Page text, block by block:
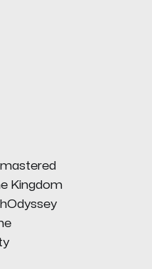
Kingdom